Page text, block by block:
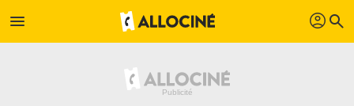
menu profil search